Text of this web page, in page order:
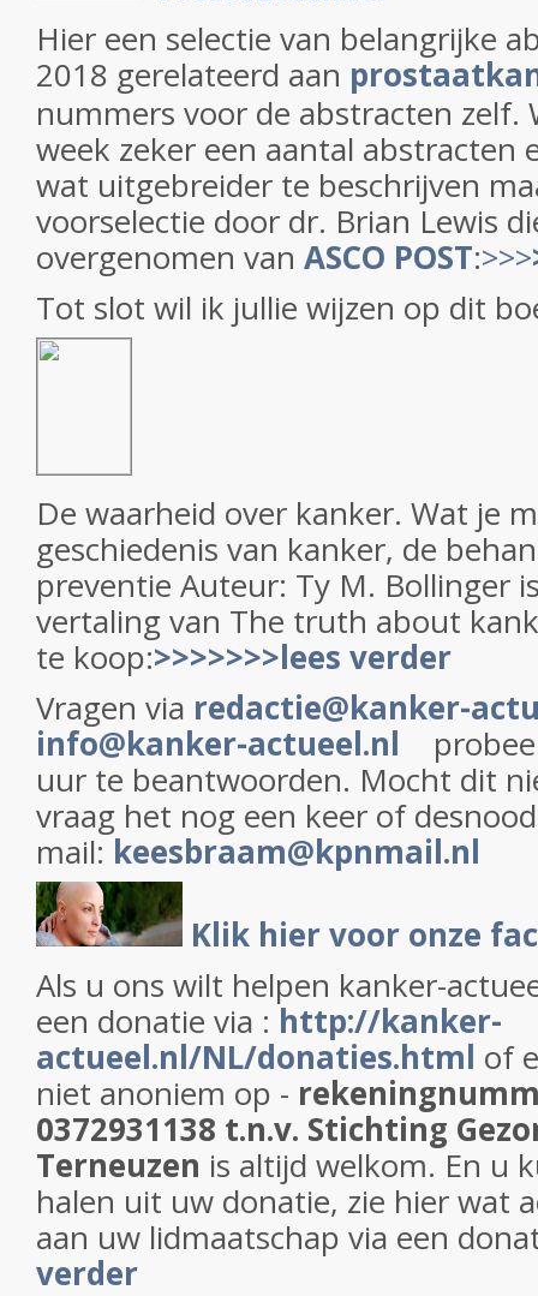
Hier een selectie van belangrijke
2018 gerelateerd aan
nummers voor de abstracten zelf.
week zeker een aantal abstracten
wat uitgebreider te beschrijven
voorselectie door dr. Brian Lewis
overgenomen van ASCO POST:>>>
Tot slot wil ik jullie wijzen op dit
De waarheid over kanker. Wat je
geschiedenis van kanker, de
preventie Auteur: Ty M. Bollinger
vertaling van The truth about
te koop:>>>>>>>lees verder
Vragen via redactie@kanker-
info@kanker-actueel.nl
uur te beantwoorden. Mocht dit
vraag het nog een keer of
mail: keesbraam@kpnmail.nl
Klik hier voor onze
Als u ons wilt helpen kanker-
een donatie via : http://kanker-
actueel.nl/NL/donaties.html of
niet anoniem op -
0372931138 t.n.v. Stichting
Terneuzen is altijd welkom. En u
halen uit uw donatie, zie hier wat
aan uw lidmaatschap via een
verder